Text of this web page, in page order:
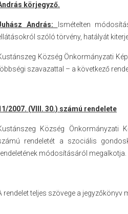
körjegyző.
András:
Ismételten
szóló törvény, hatályát
Község Önkormányzati
szavazattal – a következő
2007. (VIII. 30.) számú rendelete
Község Önkormányzati
rendeletét a szociális
módosításáról megalkotja.
rendelet teljes szövege a jegyzőkönyv